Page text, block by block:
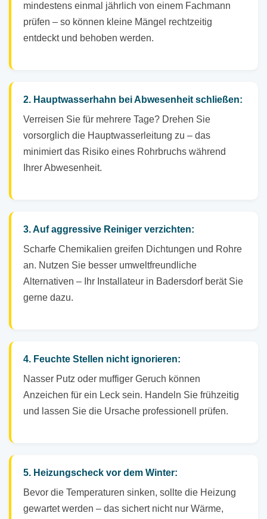
mindestens einmal jährlich von einem Fachmann
prüfen – so können kleine Mängel rechtzeitig
entdeckt und behoben werden.
2. Hauptwasserhahn bei Abwesenheit schließen:
Verreisen Sie für mehrere Tage? Drehen Sie
vorsorglich die Hauptwasserleitung zu – das
minimiert das Risiko eines Rohrbruchs während
Ihrer Abwesenheit.
3. Auf aggressive Reiniger verzichten:
Scharfe Chemikalien greifen Dichtungen und Rohre
an. Nutzen Sie besser umweltfreundliche
Alternativen – Ihr Installateur in Badersdorf berät Sie
gerne dazu.
4. Feuchte Stellen nicht ignorieren:
Nasser Putz oder muffiger Geruch können
Anzeichen für ein Leck sein. Handeln Sie frühzeitig
und lassen Sie die Ursache professionell prüfen.
5. Heizungscheck vor dem Winter:
Bevor die Temperaturen sinken, sollte die Heizung
gewartet werden – das sichert nicht nur Wärme,